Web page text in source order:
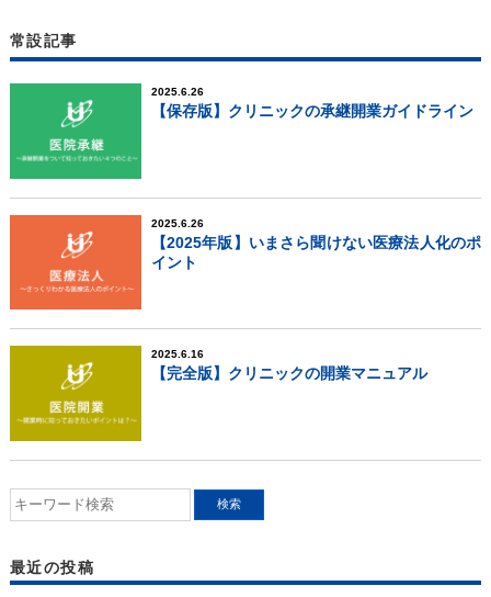
常設記事
2025.6.26
【保存版】クリニックの承継開業ガイドライン
2025.6.26
【2025年版】いまさら聞けない医療法人化のポ
イント
2025.6.16
【完全版】クリニックの開業マニュアル
最近の投稿